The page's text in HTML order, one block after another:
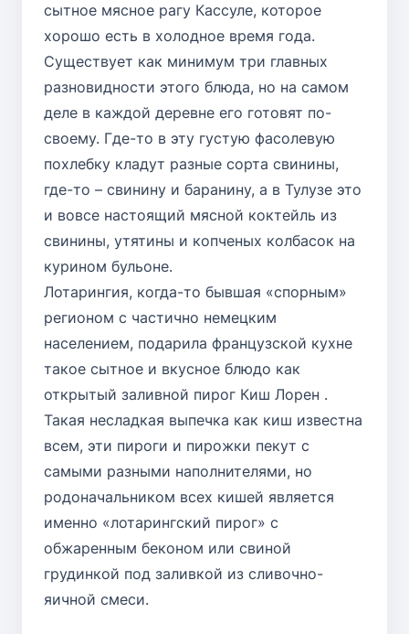
сытное мясное рагу Кассуле, которое
хорошо есть в холодное время года.
Существует как минимум три главных
разновидности этого блюда, но на самом
деле в каждой деревне его готовят по-
своему. Где-то в эту густую фасолевую
похлебку кладут разные сорта свинины,
где-то – свинину и баранину, а в Тулузе это
и вовсе настоящий мясной коктейль из
свинины, утятины и копченых колбасок на
курином бульоне.
Лотарингия, когда-то бывшая «спорным»
регионом с частично немецким
населением, подарила французской кухне
такое сытное и вкусное блюдо как
открытый заливной пирог Киш Лорен .
Такая несладкая выпечка как киш известна
всем, эти пироги и пирожки пекут с
самыми разными наполнителями, но
родоначальником всех кишей является
именно «лотарингский пирог» с
обжаренным беконом или свиной
грудинкой под заливкой из сливочно-
яичной смеси.